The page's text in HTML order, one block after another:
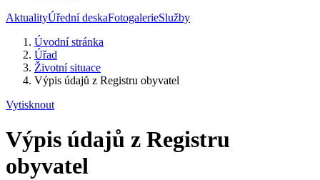
AktualityÚřední deskaFotogalerieSlužby
Úvodní stránka
Úřad
Životní situace
Výpis údajů z Registru obyvatel
Vytisknout
Výpis údajů z Registru
obyvatel